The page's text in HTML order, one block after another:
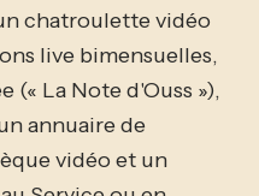
chatroulette vidéo
live bimensuelles,
(« La Note d'Ouss »),
annuaire de
vidéo et un